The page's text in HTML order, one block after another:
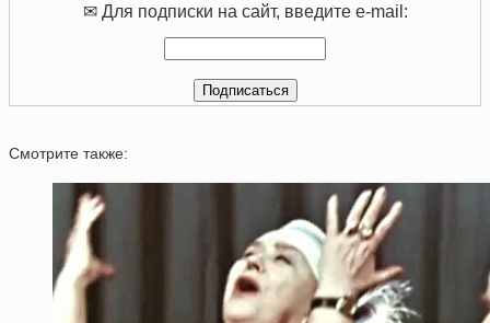
✉ Для подписки на сайт, введите e-mail:
Смотрите также: